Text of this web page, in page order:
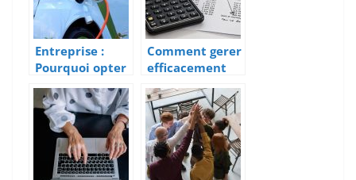
Entreprise :
Pourquoi opter
pour les
voitures
électriques ?
Comment gerer
efficacement
son patrimoine
?